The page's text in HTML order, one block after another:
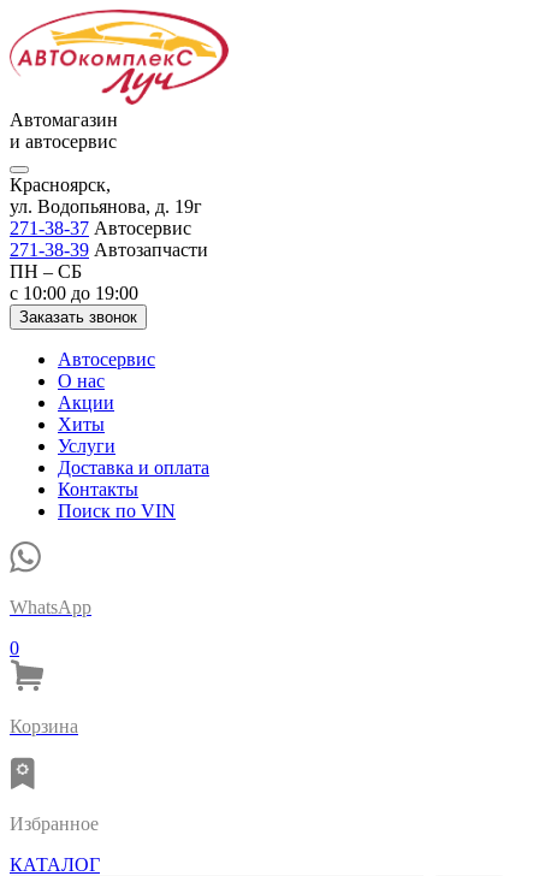
Автомагазин
и автосервис
Красноярск,
ул. Водопьянова, д. 19г
271-38-37 Автосервис
271-38-39 Автозапчасти
ПН – СБ
с 10:00 до 19:00
Заказать звонок
Автосервис
О нас
Акции
Хиты
Услуги
Доставка и оплата
Контакты
Поиск по VIN
WhatsApp
0
Корзина
Избранное
КАТАЛОГ